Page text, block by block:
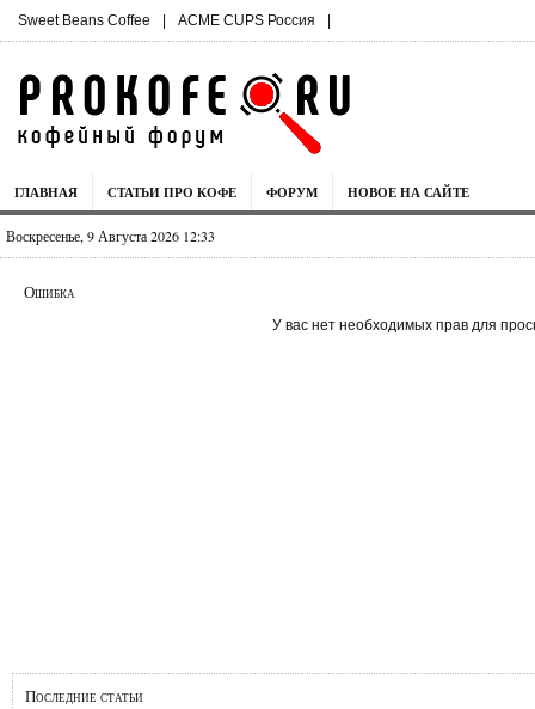
Sweet Beans Coffee | ACME CUPS Россия |
ГЛАВНАЯ СТАТЬИ ПРО КОФЕ ФОРУМ НОВОЕ НА САЙТЕ
Воскресенье, 9 Августа 2026 12:33
Ошибка
У вас нет необходимых прав для
Последние статьи